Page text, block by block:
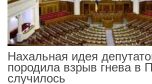
Нахальная идея
породила взрыв гнева в
случилось